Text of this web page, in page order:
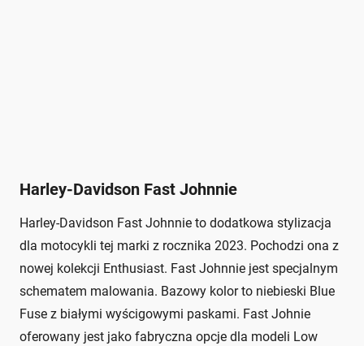
Harley-Davidson Fast Johnnie
Harley-Davidson Fast Johnnie to dodatkowa stylizacja
dla motocykli tej marki z rocznika 2023. Pochodzi ona z
nowej kolekcji Enthusiast. Fast Johnnie jest specjalnym
schematem malowania. Bazowy kolor to niebieski Blue
Fuse z białymi wyścigowymi paskami. Fast Johnie
oferowany jest jako fabryczna opcje dla modeli Low